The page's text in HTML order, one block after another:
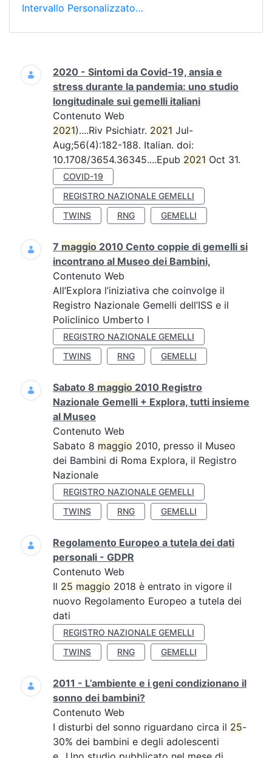
Intervallo Personalizzato…
Ricerca
2020 - Sintomi da Covid-19, ansia e
stress durante la pandemia: uno studio
longitudinale sui gemelli italiani
Contenuto Web
2021)....Riv Psichiatr. 2021 Jul-
Aug;56(4):182-188. Italian. doi:
10.1708/3654.36345....Epub 2021 Oct 31.
COVID-19
REGISTRO NAZIONALE GEMELLI
TWINS
RNG GEMELLI
7 maggio 2010 Cento coppie di gemelli si
incontrano al Museo dei Bambini,
Contenuto Web
All’Explora l’iniziativa che coinvolge il
Registro Nazionale Gemelli dell’ISS e il
Policlinico Umberto I
REGISTRO NAZIONALE GEMELLI
TWINS
RNG GEMELLI
Sabato 8 maggio 2010 Registro
Nazionale Gemelli + Explora, tutti insieme
al Museo
Contenuto Web
Sabato 8 maggio 2010, presso il Museo
dei Bambini di Roma Explora, il Registro
Nazionale
REGISTRO NAZIONALE GEMELLI
TWINS
RNG GEMELLI
Regolamento Europeo a tutela dei dati
personali - GDPR
Contenuto Web
Il 25 maggio 2018 è entrato in vigore il
nuovo Regolamento Europeo a tutela dei
dati
REGISTRO NAZIONALE GEMELLI
TWINS
RNG GEMELLI
2011 - L’ambiente e i geni condizionano il
sonno dei bambini?
Contenuto Web
I disturbi del sonno riguardano circa il 25-
30% dei bambini e degli adolescenti